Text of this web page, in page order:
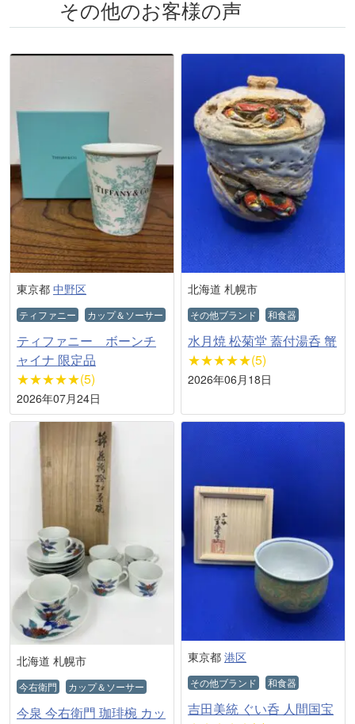
その他のお客様の声
東京都 中野区
ティファニー カップ＆ソーサー
ティファニー ボーンチ
ャイナ 限定品
★★★★★(5)
2026年07月24日
北海道 札幌市
その他ブランド 和食器
水月焼 松菊堂 蓋付湯呑 蟹
★★★★★(5)
2026年06月18日
北海道 札幌市
今右衛門 カップ＆ソーサー
今泉 今右衛門 珈琲椀 カッ
東京都 港区
その他ブランド 和食器
吉田美統 ぐい呑 人間国宝